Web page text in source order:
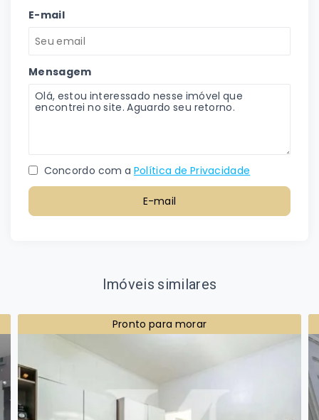
E-mail
Mensagem
Concordo com a Política de Privacidade
E-mail
Imóveis similares
Pronto para morar